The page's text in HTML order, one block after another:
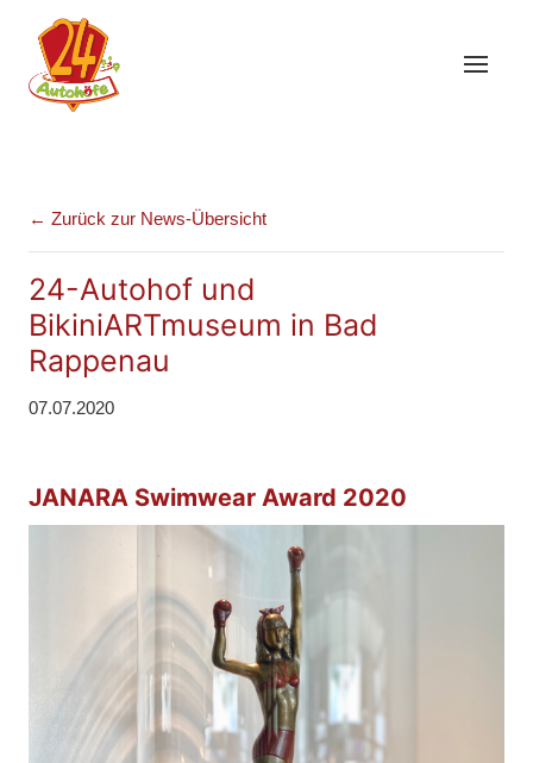
← Zurück zur News-Übersicht
24-Autohof und
BikiniARTmuseum in Bad
Rappenau
07.07.2020
JANARA Swimwear Award 2020